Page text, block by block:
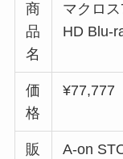
商
品
名
マクロ
HD Blu-
価
格
¥77,777
販
A-on